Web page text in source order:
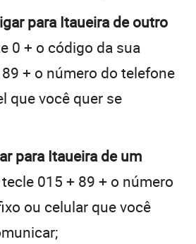
para Itaueira de outro
0 + o código da sua
+ o número do telefone
que você quer se
para Itaueira de um
tecle 015 + 89 + o número
ou celular que você